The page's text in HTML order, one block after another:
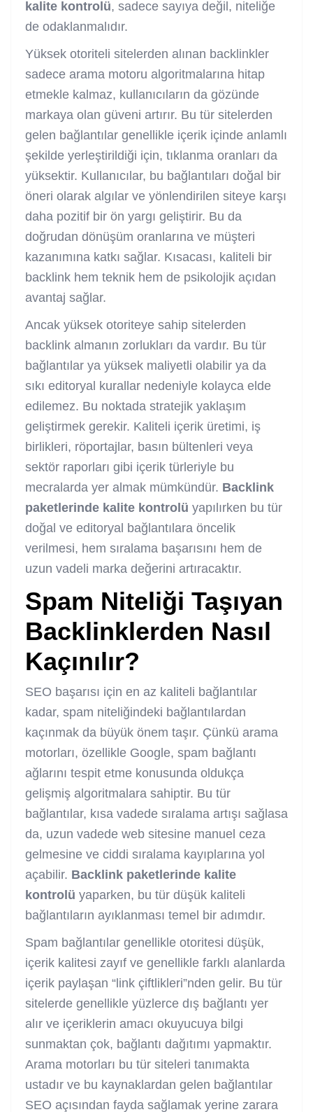
kalite kontrolü, sadece sayıya değil, niteliğe
de odaklanmalıdır.
Yüksek otoriteli sitelerden alınan backlinkler
sadece arama motoru algoritmalarına hitap
etmekle kalmaz, kullanıcıların da gözünde
markaya olan güveni artırır. Bu tür sitelerden
gelen bağlantılar genellikle içerik içinde anlamlı
şekilde yerleştirildiği için, tıklanma oranları da
yüksektir. Kullanıcılar, bu bağlantıları doğal bir
öneri olarak algılar ve yönlendirilen siteye karşı
daha pozitif bir ön yargı geliştirir. Bu da
doğrudan dönüşüm oranlarına ve müşteri
kazanımına katkı sağlar. Kısacası, kaliteli bir
backlink hem teknik hem de psikolojik açıdan
avantaj sağlar.
Ancak yüksek otoriteye sahip sitelerden
backlink almanın zorlukları da vardır. Bu tür
bağlantılar ya yüksek maliyetli olabilir ya da
sıkı editoryal kurallar nedeniyle kolayca elde
edilemez. Bu noktada stratejik yaklaşım
geliştirmek gerekir. Kaliteli içerik üretimi, iş
birlikleri, röportajlar, basın bültenleri veya
sektör raporları gibi içerik türleriyle bu
mecralarda yer almak mümkündür. Backlink
paketlerinde kalite kontrolü yapılırken bu tür
doğal ve editoryal bağlantılara öncelik
verilmesi, hem sıralama başarısını hem de
uzun vadeli marka değerini artıracaktır.
Spam Niteliği Taşıyan
Backlinklerden Nasıl
Kaçınılır?
SEO başarısı için en az kaliteli bağlantılar
kadar, spam niteliğindeki bağlantılardan
kaçınmak da büyük önem taşır. Çünkü arama
motorları, özellikle Google, spam bağlantı
ağlarını tespit etme konusunda oldukça
gelişmiş algoritmalara sahiptir. Bu tür
bağlantılar, kısa vadede sıralama artışı sağlasa
da, uzun vadede web sitesine manuel ceza
gelmesine ve ciddi sıralama kayıplarına yol
açabilir. Backlink paketlerinde kalite
kontrolü yaparken, bu tür düşük kaliteli
bağlantıların ayıklanması temel bir adımdır.
Spam bağlantılar genellikle otoritesi düşük,
içerik kalitesi zayıf ve genellikle farklı alanlarda
içerik paylaşan “link çiftlikleri”nden gelir. Bu tür
sitelerde genellikle yüzlerce dış bağlantı yer
alır ve içeriklerin amacı okuyucuya bilgi
sunmaktan çok, bağlantı dağıtımı yapmaktır.
Arama motorları bu tür siteleri tanımakta
ustadır ve bu kaynaklardan gelen bağlantılar
SEO açısından fayda sağlamak yerine zarara